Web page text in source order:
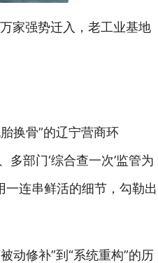
家强势迁入，老工业基地
换骨”的辽宁营商环
部门‘综合查一次’监管为
连串鲜活的细节，勾勒出
动修补”到“系统重构”的历